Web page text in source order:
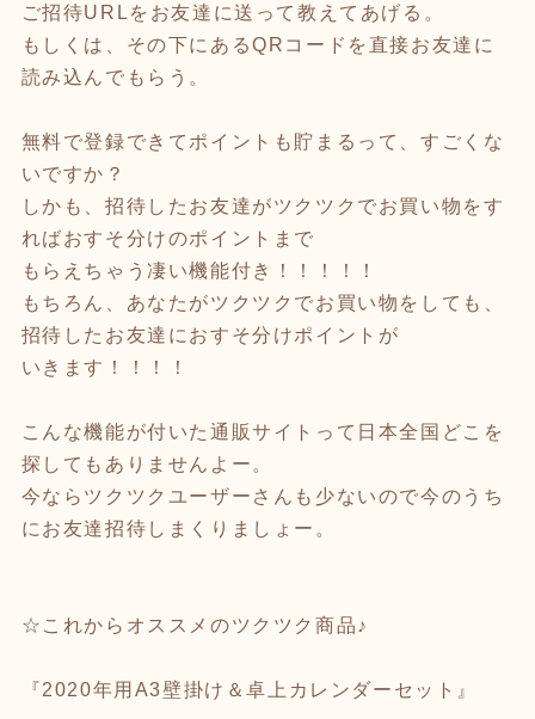
ご招待URLをお友達に送って教えてあげる。
もしくは、その下にあるQRコードを直接お友達に
読み込んでもらう。
無料で登録できてポイントも貯まるって、すごくな
いですか？
しかも、招待したお友達がツクツクでお買い物をす
ればおすそ分けのポイントまで
もらえちゃう凄い機能付き！！！！！
もちろん、あなたがツクツクでお買い物をしても、
招待したお友達におすそ分けポイントが
いきます！！！！
こんな機能が付いた通販サイトって日本全国どこを
探してもありませんよー。
今ならツクツクユーザーさんも少ないので今のうち
にお友達招待しまくりましょー。
☆これからオススメのツクツク商品♪
『2020年用A3壁掛け＆卓上カレンダーセット』